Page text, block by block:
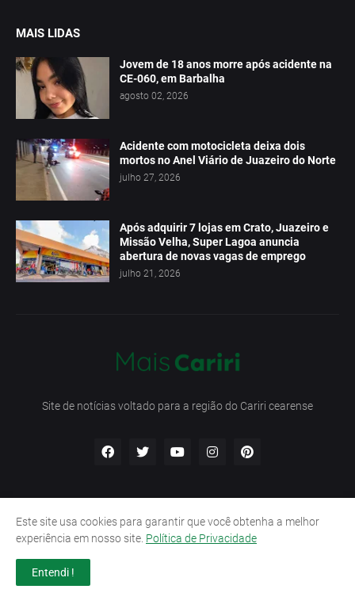
MAIS LIDAS
Jovem de 18 anos morre após acidente na
CE-060, em Barbalha
agosto 02, 2026
Acidente com motocicleta deixa dois
mortos no Anel Viário de Juazeiro do Norte
julho 27, 2026
Após adquirir 7 lojas em Crato, Juazeiro e
Missão Velha, Super Lagoa anuncia
abertura de novas vagas de emprego
julho 21, 2026
Site de notícias voltado para a região do Cariri cearense
Início Contato
Política de Privacidade
Termos e Condições
Este site usa cookies para garantir que você obtenha a melhor
experiência em nosso site. Política de Privacidade
Entendi !